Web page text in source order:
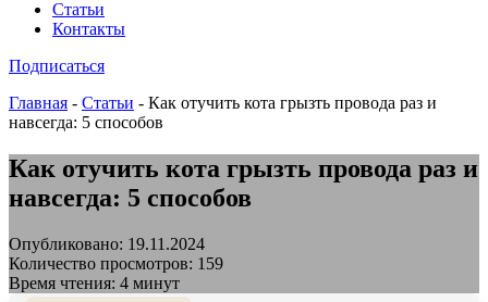
Статьи
Контакты
Подписаться
Главная - Статьи - Как отучить кота грызть провода раз и
навсегда: 5 способов
Как отучить кота грызть провода раз и
навсегда: 5 способов
Опубликовано: 19.11.2024
Количество просмотров: 159
Время чтения: 4 минут